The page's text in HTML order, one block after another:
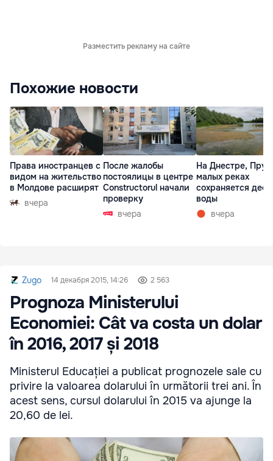
Разместить рекламу на сайте
Похожие новости
Права иностранцев с
видом на жительство
в Молдове расширят
вчера
После жалобы
постоялицы в центре
Constructorul начали
проверку
вчера
На Днестре,
малых реках
сохраняется
воды
вчера
Zugo 14 декабря 2015, 14:26 2 563
Prognoza Ministerului
Economiei: Cât va costa un dolar
în 2016, 2017 și 2018
Ministerul Educației a publicat prognozele sale cu
privire la valoarea dolarului în următorii trei ani. În
acest sens, cursul dolarului în 2015 va ajunge la
20,60 de lei.